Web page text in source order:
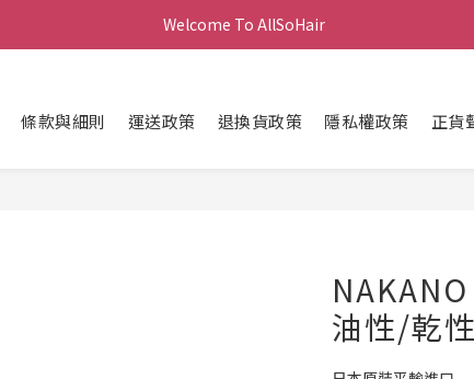
Welcome To AllSoHair
條款與細則 運送政策 退換貨政策 隱私權政策 正貨
油性/乾